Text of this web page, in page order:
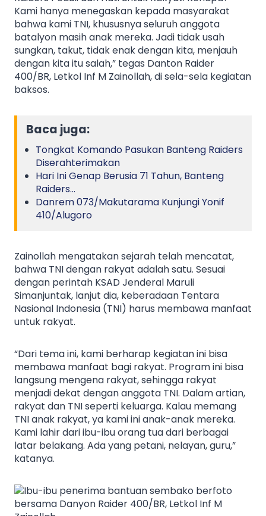
Kami hanya menegaskan kepada masyarakat
bahwa kami TNI, khususnya seluruh anggota
batalyon masih anak mereka. Jadi tidak usah
sungkan, takut, tidak enak dengan kita, menjauh
dengan kita itu salah,” tegas Danton Raider
400/BR, Letkol Inf M Zainollah, di sela-sela kegiatan
baksos.
Baca juga:
Tongkat Komando Pasukan Banteng Raiders
Diserahterimakan
Hari Ini Genap Berusia 71 Tahun, Banteng
Raiders…
Danrem 073/Makutarama Kunjungi Yonif
410/Alugoro
Zainollah mengatakan sejarah telah mencatat,
bahwa TNI dengan rakyat adalah satu. Sesuai
dengan perintah KSAD Jenderal Maruli
Simanjuntak, lanjut dia, keberadaan Tentara
Nasional Indonesia (TNI) harus membawa manfaat
untuk rakyat.
“Dari tema ini, kami berharap kegiatan ini bisa
membawa manfaat bagi rakyat. Program ini bisa
langsung mengena rakyat, sehingga rakyat
menjadi dekat dengan anggota TNI. Dalam artian,
rakyat dan TNI seperti keluarga. Kalau memang
TNI anak rakyat, ya kami ini anak-anak mereka.
Kami lahir dari ibu-ibu orang tua dari berbagai
latar belakang. Ada yang petani, nelayan, guru,”
katanya.